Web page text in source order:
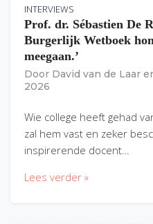
INTERVIEWS
Prof. dr. Sébastien De
Burgerlijk Wetboek
meegaan.’
Door David van de Laar
2026
Wie college heeft gehad
zal hem vast en zeker
inspirerende docent…
Lees verder »